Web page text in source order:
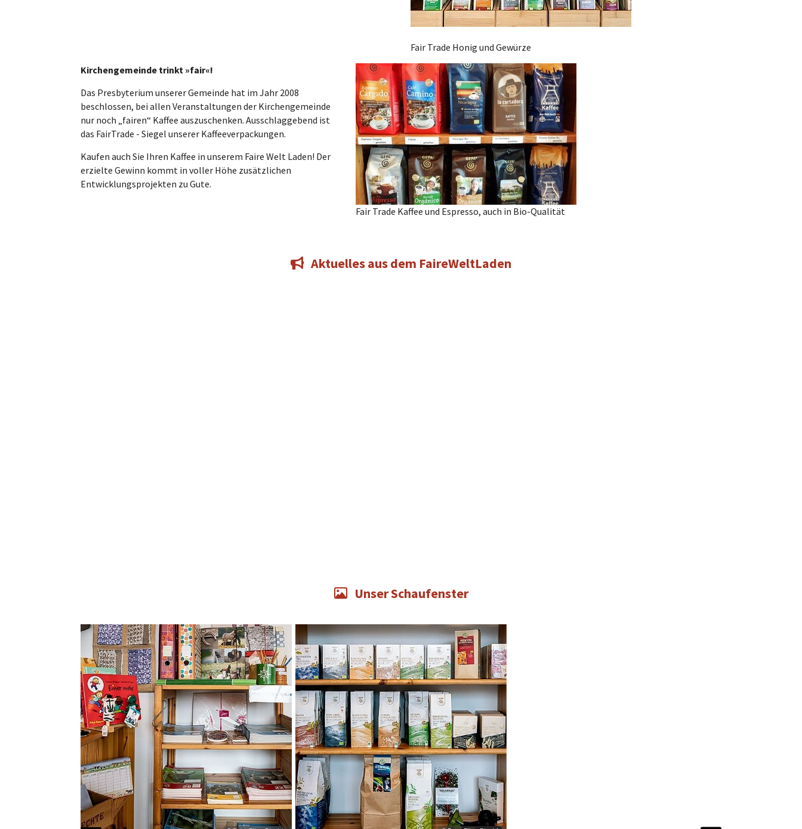
Fair Trade Honig und Gewürze
Kirchengemeinde trinkt »fair«!
Das Presbyterium unserer Gemeinde hat im Jahr 2008
beschlossen, bei allen Veranstaltungen der Kirchengemeinde
nur noch „fairen“ Kaffee auszuschenken. Ausschlaggebend ist
das FairTrade - Siegel unserer Kaffeeverpackungen.
Kaufen auch Sie Ihren Kaffee in unserem Faire Welt Laden! Der
erzielte Gewinn kommt in voller Höhe zusätzlichen
Entwicklungsprojekten zu Gute.
Fair Trade Kaffee und Espresso, auch in Bio-Qualität
Aktuelles aus dem FaireWeltLaden
Unser Schaufenster